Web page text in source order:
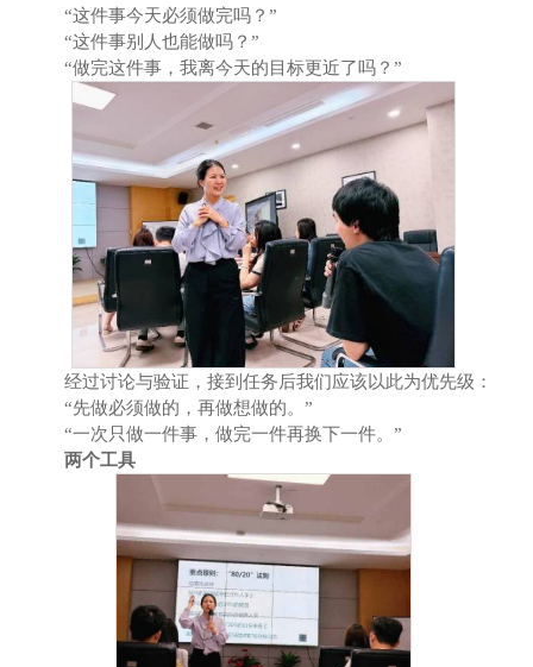
“这件事今天必须做完吗？”
“这件事别人也能做吗？”
“做完这件事，我离今天的目标更近了吗？”
经过讨论与验证，接到任务后我们应该以此为优先级：
“先做必须做的，再做想做的。”
“一次只做一件事，做完一件再换下一件。”
两个工具